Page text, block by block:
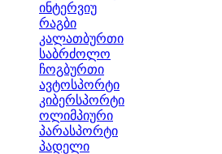
ინტერვიუ
რაგბი
კალათბურთი
საბრძოლო
ჩოგბურთი
ავტოსპორტი
კიბერსპორტი
ოლიმპიური
პარასპორტი
პადელი